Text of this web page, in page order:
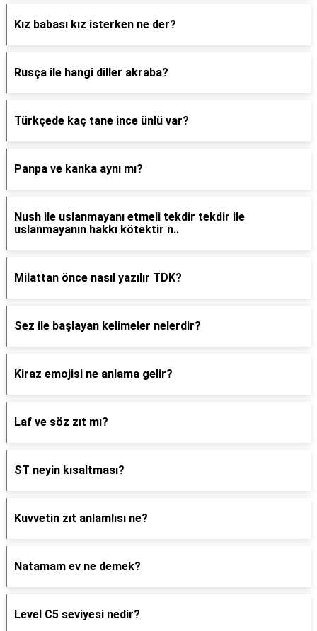
Kız babası kız isterken ne der?
Rusça ile hangi diller akraba?
Türkçede kaç tane ince ünlü var?
Panpa ve kanka aynı mı?
Nush ile uslanmayanı etmeli tekdir tekdir ile
uslanmayanın hakkı kötektir n..
Milattan önce nasıl yazılır TDK?
Sez ile başlayan kelimeler nelerdir?
Kiraz emojisi ne anlama gelir?
Laf ve söz zıt mı?
ST neyin kısaltması?
Kuvvetin zıt anlamlısı ne?
Natamam ev ne demek?
Level C5 seviyesi nedir?